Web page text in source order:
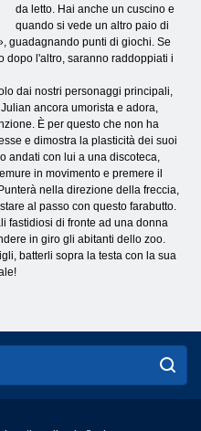
da letto. Hai anche un cuscino e
quando si vede un altro paio di
guadagnando punti di giochi. Se
dopo l'altro, saranno raddoppiati i
dai nostri personaggi principali,
ancora umorista e adora,
È per questo che non ha
e dimostra la plasticità dei suoi
andati con lui a una discoteca,
in movimento e premere il
nella direzione della freccia,
al passo con questo farabutto.
fastidiosi di fronte ad una donna
in giro gli abitanti dello zoo.
batterli sopra la testa con la sua